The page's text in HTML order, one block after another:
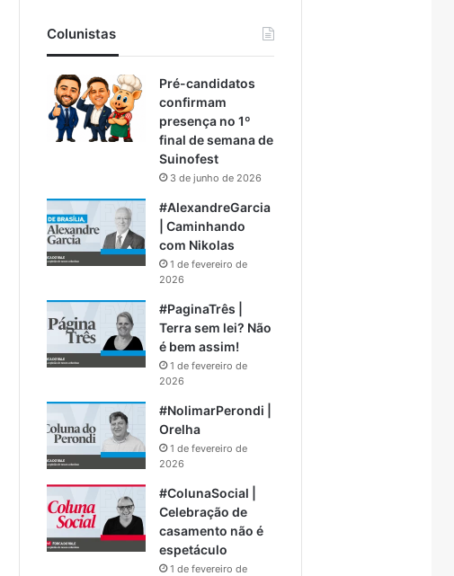
Colunistas
Pré-candidatos
confirmam
presença no 1º
final de semana de
Suinofest
3 de junho de 2026
#AlexandreGarcia
| Caminhando
com Nikolas
1 de fevereiro de
2026
#PaginaTrês |
Terra sem lei? Não
é bem assim!
1 de fevereiro de
2026
#NolimarPerondi |
Orelha
1 de fevereiro de
2026
#ColunaSocial |
Celebração de
casamento não é
espetáculo
1 de fevereiro de